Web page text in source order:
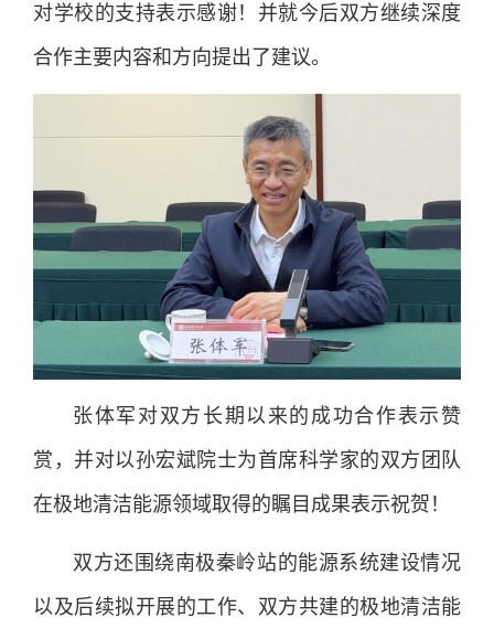
对学校的支持表示感谢！并就今后双方继续深度
合作主要内容和方向提出了建议。
张体军对双方长期以来的成功合作表示赞
赏，并对以孙宏斌院士为首席科学家的双方团队
在极地清洁能源领域取得的瞩目成果表示祝贺！
双方还围绕南极秦岭站的能源系统建设情况
以及后续拟开展的工作、双方共建的极地清洁能